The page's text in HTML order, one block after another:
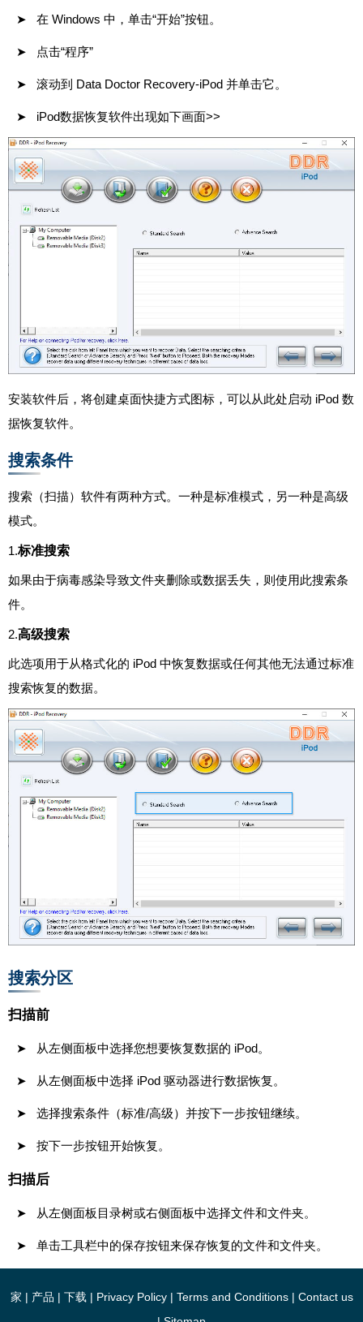
在 Windows 中，单击“开始”按钮。
点击“程序”
滚动到 Data Doctor Recovery-iPod 并单击它。
iPod数据恢复软件出现如下画面>>
安装软件后，将创建桌面快捷方式图标，可以从此处启动 iPod 数
据恢复软件。
搜索条件
搜索（扫描）软件有两种方式。一种是标准模式，另一种是高级
模式。
1.标准搜索
如果由于病毒感染导致文件夹删除或数据丢失，则使用此搜索条
件。
2.高级搜索
此选项用于从格式化的 iPod 中恢复数据或任何其他无法通过标准
搜索恢复的数据。
搜索分区
扫描前
从左侧面板中选择您想要恢复数据的 iPod。
从左侧面板中选择 iPod 驱动器进行数据恢复。
选择搜索条件（标准/高级）并按下一步按钮继续。
按下一步按钮开始恢复。
扫描后
从左侧面板目录树或右侧面板中选择文件和文件夹。
单击工具栏中的保存按钮来保存恢复的文件和文件夹。
家 | 产品 | 下载 | Privacy Policy| Terms and Conditions| Contact us